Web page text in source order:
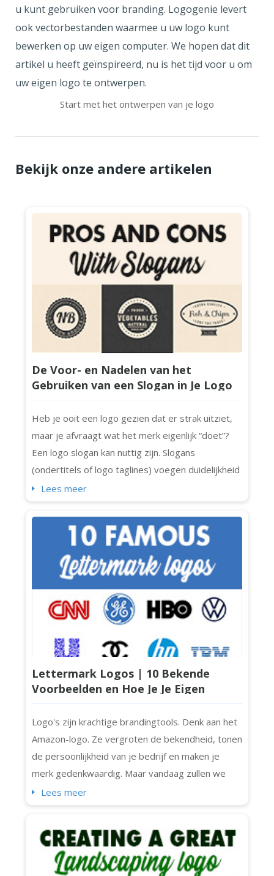
u kunt gebruiken voor branding. Logogenie levert
ook vectorbestanden waarmee u uw logo kunt
bewerken op uw eigen computer. We hopen dat dit
artikel u heeft geïnspireerd, nu is het tijd voor u om
uw eigen logo te ontwerpen.
Start met het ontwerpen van je logo
Bekijk onze andere artikelen
De Voor- en Nadelen van het
Gebruiken van een Slogan in Je Logo
Heb je ooit een logo gezien dat er strak uitziet,
maar je afvraagt wat het merk eigenlijk “doet”?
Een logo slogan kan nuttig zijn. Slogans
(ondertitels of logo taglines) voegen duidelijkheid
en persoonlijkheid (en een beetje extra punch)
slogan nodig. Soms maakt een tagline de
boodschap alleen maar verwarrend of drukt het
het ontwerp samen. Als je een mer...
Lees meer
Lettermark Logos | 10 Bekende
Voorbeelden en Hoe Je Je Eigen
Ontwerpt Voor Jouw Bedrijf
Logo's zijn krachtige brandingtools. Denk aan het
Amazon-logo. Ze vergroten de bekendheid, tonen
de persoonlijkheid van je bedrijf en maken je
merk gedenkwaardig. Maar vandaag zullen we
ons richten op de tijdloze, schone en beknopte
Chanel, IBM en NASA). Laten we beginnen. Wat Is
een Lettermark Logo? Laten we eerst de basis
Lees meer